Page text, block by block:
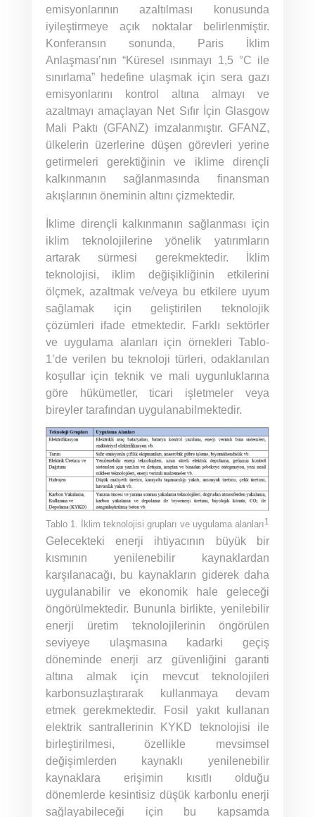
emisyonlarının azaltılması konusunda
iyileştirmeye açık noktalar belirlenmiştir.
Konferansın sonunda, Paris İklim
Anlaşması’nın “Küresel ısınmayı 1,5 °C ile
sınırlama” hedefine ulaşmak için sera gazı
emisyonlarını kontrol altına almayı ve
azaltmayı amaçlayan Net Sıfır İçin Glasgow
Mali Paktı (GFANZ) imzalanmıştır. GFANZ,
ülkelerin üzerlerine düşen görevleri yerine
getirmeleri gerektiğinin ve iklime dirençli
kalkınmanın sağlanmasında finansman
akışlarının öneminin altını çizmektedir.
İklime dirençli kalkınmanın sağlanması için
iklim teknolojilerine yönelik yatırımların
artarak sürmesi gerekmektedir. İklim
teknolojisi, iklim değişikliğinin etkilerini
ölçmek, azaltmak ve/veya bu etkilere uyum
sağlamak için geliştirilen teknolojik
çözümleri ifade etmektedir. Farklı sektörler
ve uygulama alanları için örnekleri Tablo-
1’de verilen bu teknoloji türleri, odaklanılan
koşullar için teknik ve mali uygunluklarına
göre hükümetler, ticari işletmeler veya
bireyler tarafından uygulanabilmektedir.
Tablo 1. İklim teknolojisi grupları ve uygulama alanları1
Gelecekteki enerji ihtiyacının büyük bir
kısmının yenilenebilir kaynaklardan
karşılanacağı, bu kaynakların giderek daha
uygulanabilir ve ekonomik hale geleceği
öngörülmektedir. Bununla birlikte, yenilebilir
enerji üretim teknolojilerinin öngörülen
seviyeye ulaşmasına kadarki geçiş
döneminde enerji arz güvenliğini garanti
altına almak için mevcut teknolojileri
karbonsuzlaştırarak kullanmaya devam
etmek gerekmektedir. Fosil yakıt kullanan
elektrik santrallerinin KYKD teknolojisi ile
birleştirilmesi, özellikle mevsimsel
değişimlerden kaynaklı yenilenebilir
kaynaklara erişimin kısıtlı olduğu
dönemlerde kesintisiz düşük karbonlu enerji
sağlayabileceği için bu kapsamda